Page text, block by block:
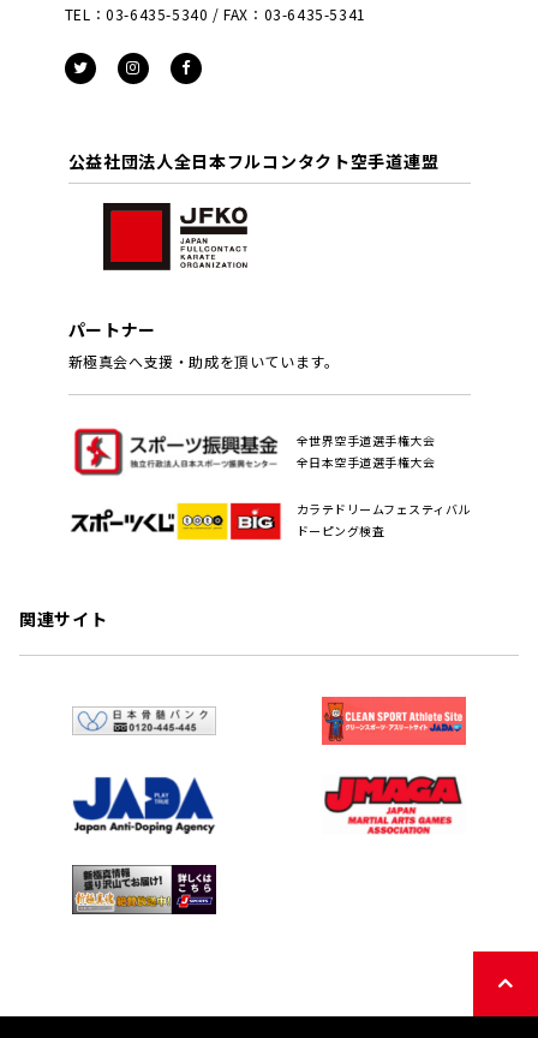
TEL：03-6435-5340 / FAX：03-6435-5341
公益社団法人全日本フルコンタクト空手道連盟
パートナー
新極真会へ支援・助成を頂いています。
全世界空手道選手権大会
全日本空手道選手権大会
カラテドリームフェスティバル
ドーピング検査
関連サイト